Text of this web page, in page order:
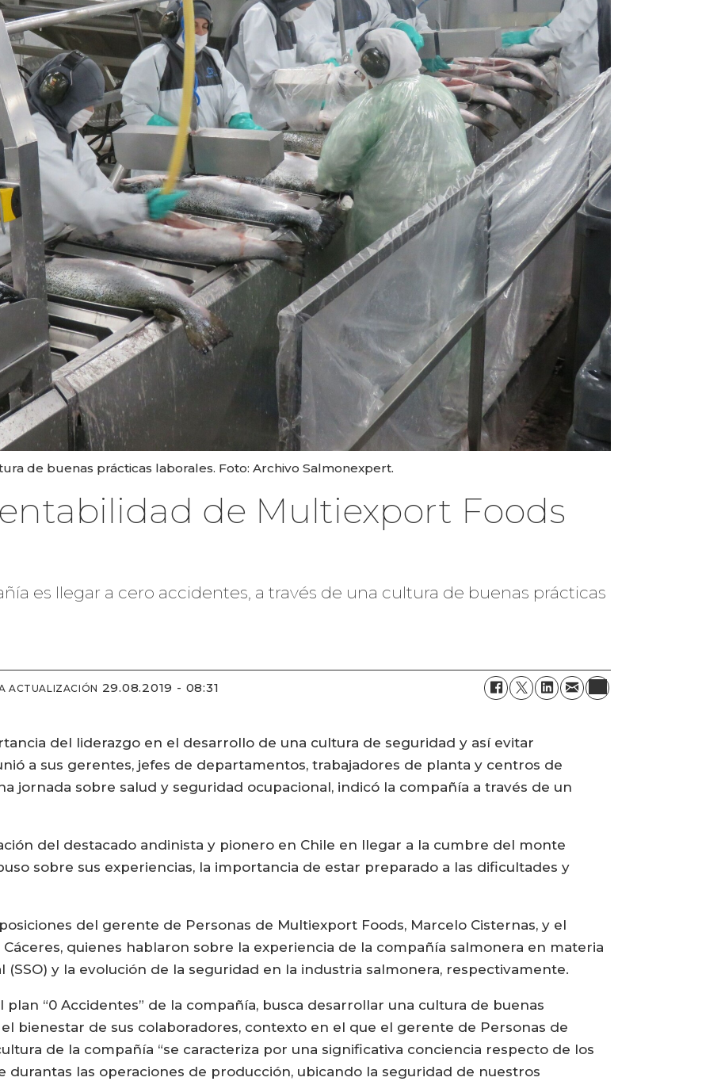
de buenas prácticas laborales. Foto: Archivo Salmonexpert.
de Multiexport Foods
es llegar a cero accidentes, a través de una cultura de buenas prácticas
ACTUALIZACIÓN 29.08.2019 - 08:31
del liderazgo en el desarrollo de una cultura de seguridad y así evitar
a sus gerentes, jefes de departamentos, trabajadores de planta y centros de
jornada sobre salud y seguridad ocupacional, indicó la compañía a través de un
del destacado andinista y pionero en Chile en llegar a la cumbre del monte
sobre sus experiencias, la importancia de estar preparado a las dificultades y
del gerente de Personas de Multiexport Foods, Marcelo Cisternas, y el
quienes hablaron sobre la experiencia de la compañía salmonera en materia
(SSO) y la evolución de la seguridad en la industria salmonera, respectivamente.
plan “0 Accidentes” de la compañía, busca desarrollar una cultura de buenas
bienestar de sus colaboradores, contexto en el que el gerente de Personas de
de la compañía “se caracteriza por una significativa conciencia respecto de los
durantas las operaciones de producción, ubicando la seguridad de nuestros